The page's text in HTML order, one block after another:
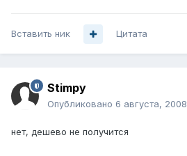
Вставить ник Цитата
Stimpy
Опубликовано 6 августа, 2008
нет, дешево не получится